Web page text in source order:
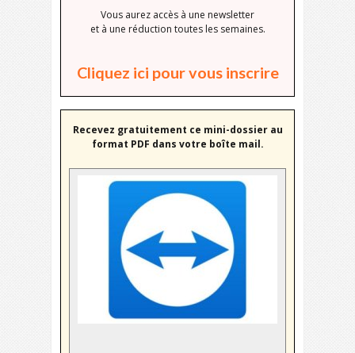
Vous aurez accès à une newsletter
et à une réduction toutes les semaines.
Cliquez ici pour vous inscrire
Recevez gratuitement ce mini-dossier au
format PDF dans votre boîte mail.